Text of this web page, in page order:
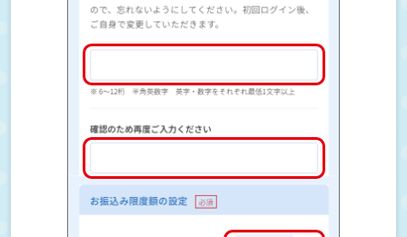
ワンタイムパスワードを間違えてロックされ